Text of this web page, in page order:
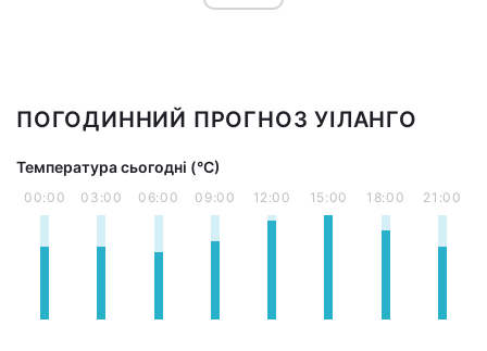
ПОГОДИННИЙ ПРОГНОЗ УІЛАНГО
Температура сьогодні (°С)
00:00 03:00 06:00 09:00 12:00 15:00 18:00 21:00